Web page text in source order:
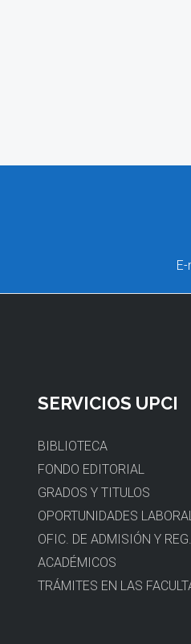
SERVICIOS UPCI
BIBLIOTECA
FONDO EDITORIAL
GRADOS Y TITULOS
OPORTUNIDADES
OFIC. DE ADMISIÓN Y REG.
ACADÉMICOS
TRÁMITES EN LAS